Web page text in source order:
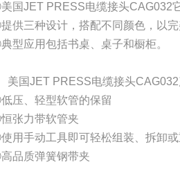
国JET PRESS电缆接头CAG032
供三种设计，搭配不同颜色，以完
型应用包括书桌、桌子和橱柜。
美国JET PRESS电缆接头CAG032
压、轻型软管的保留
张力带软管夹
用手动工具即可轻松组装、拆卸或
品质弹簧钢带夹